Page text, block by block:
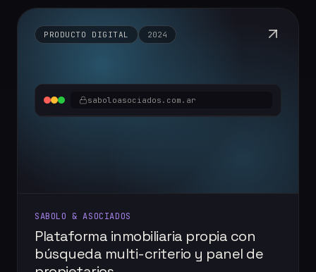
saboloasociados.com.ar
PRODUCTO DIGITAL 2024
SABOLO & ASOCIADOS
Plataforma inmobiliaria propia con
búsqueda multi-criterio y panel de